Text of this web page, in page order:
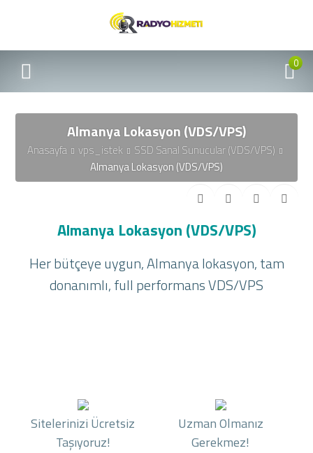
0
Almanya Lokasyon (VDS/VPS)
Anasayfa vps_istek
SSD Sanal Sunucular (VDS/VPS)
Almanya Lokasyon (VDS/VPS)
Almanya Lokasyon (VDS/VPS)
Her bütçeye uygun, Almanya lokasyon, tam
donanımlı, full performans VDS/VPS
Sitelerinizi Ücretsiz
Taşıyoruz!
Uzman Olmanız
Gerekmez!